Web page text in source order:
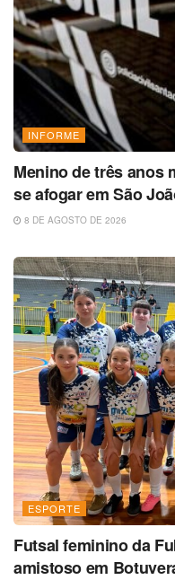
INFORME
Menino de três anos
se afogar em São
8 DE AGOSTO DE 2026
ESPORTE
Futsal feminino da
amistoso em